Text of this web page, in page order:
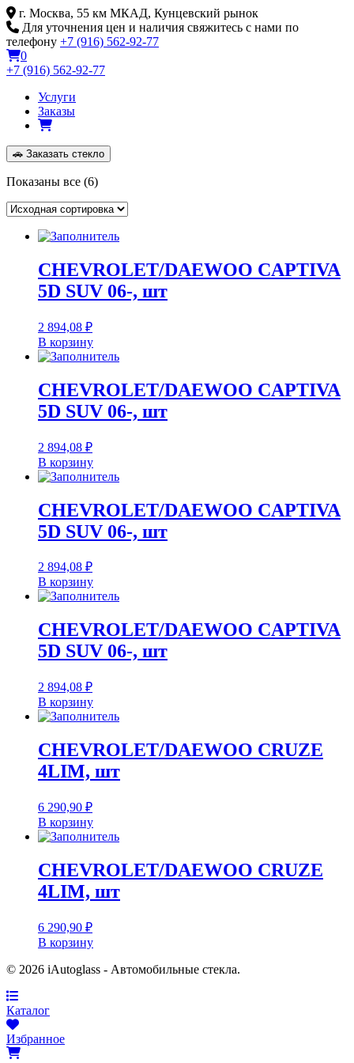
Skip
to
content
г. Москва, 55 км МКАД, Кунцевский рынок
Для уточнения цен и наличия свяжитесь с нами по
телефону +7 (916) 562-92-77
0
+7 (916) 562-92-77
Услуги
Заказы
🚗 Заказать стекло
Показаны все (6)
CHEVROLET/DAEWOO CAPTIVA
5D SUV 06-, шт
2 894,08 ₽
В корзину
CHEVROLET/DAEWOO CAPTIVA
5D SUV 06-, шт
2 894,08 ₽
В корзину
CHEVROLET/DAEWOO CAPTIVA
5D SUV 06-, шт
2 894,08 ₽
В корзину
CHEVROLET/DAEWOO CAPTIVA
5D SUV 06-, шт
2 894,08 ₽
В корзину
CHEVROLET/DAEWOO CRUZE
4LIM, шт
6 290,90 ₽
В корзину
CHEVROLET/DAEWOO CRUZE
4LIM, шт
6 290,90 ₽
В корзину
© 2026 iAutoglass - Автомобильные стекла.
Каталог
Избранное